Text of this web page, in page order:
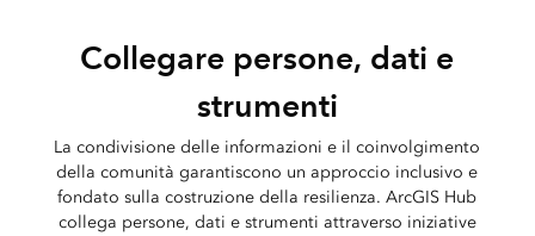
Collegare persone, dati e
strumenti
La condivisione delle informazioni e il coinvolgimento
della comunità garantiscono un approccio inclusivo e
fondato sulla costruzione della resilienza. ArcGIS Hub
collega persone, dati e strumenti attraverso iniziative